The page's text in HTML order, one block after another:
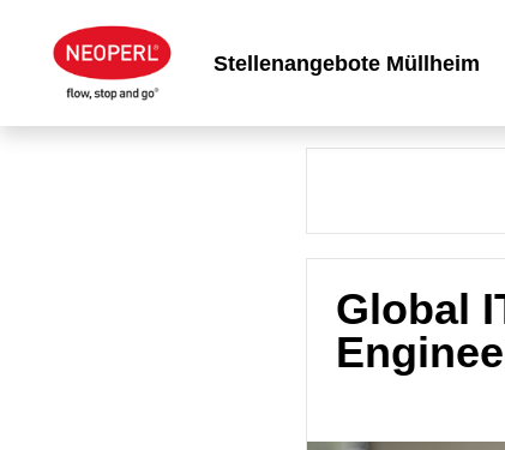
Stellenangebote Müllheim
Global